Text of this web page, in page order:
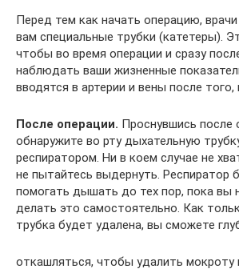
Перед тем как начать операцию,
вам специальные трубки (катетеры).
чтобы во время операции и сразу
наблюдать ваши жизненные
вводятся в артерии и вены после того,
После операции. Проснувшись после
обнаружите во рту дыхательную
респиратором. Ни в коем случае не
не пытайтесь выдернуть. Респиратор
помогать дышать до тех пор, пока вы
делать это самостоятельно. Как
трубка будет удалена, вы сможете
откашляться, чтобы удалить мокроту